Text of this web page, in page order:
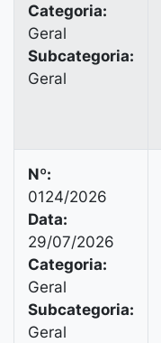
Categoria:
Geral
Subcategoria:
Geral
Nº:
0124/2026
Data:
29/07/2026
Categoria:
Geral
Subcategoria:
Geral